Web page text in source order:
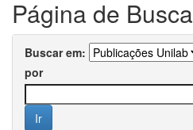
Página de Busca
Buscar em:
por